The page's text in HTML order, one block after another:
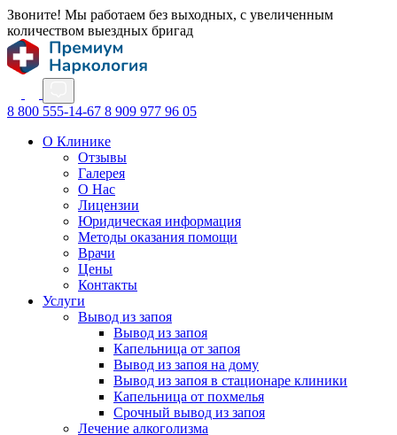
Звоните! Мы работаем без выходных, с увеличенным
количеством выездных бригад
8 800 555-14-67 8 909 977 96 05
О Клинике
Отзывы
Галерея
О Нас
Лицензии
Юридическая информация
Методы оказания помощи
Врачи
Цены
Контакты
Услуги
Вывод из запоя
Вывод из запоя
Капельница от запоя
Вывод из запоя на дому
Вывод из запоя в стационаре клиники
Капельница от похмелья
Срочный вывод из запоя
Лечение алкоголизма